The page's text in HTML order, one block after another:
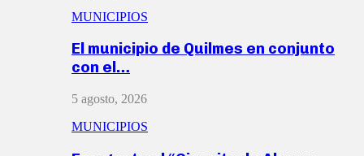
MUNICIPIOS
El municipio de Quilmes en conjunto
con el…
5 agosto, 2026
MUNICIPIOS